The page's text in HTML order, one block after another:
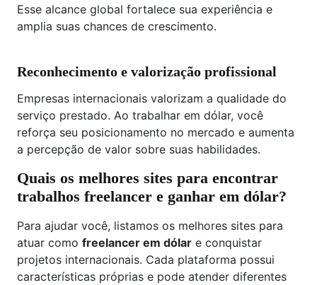
Esse alcance global fortalece sua experiência e
amplia suas chances de crescimento.
Reconhecimento e valorização profissional
Empresas internacionais valorizam a qualidade do
serviço prestado. Ao trabalhar em dólar, você
reforça seu posicionamento no mercado e aumenta
a percepção de valor sobre suas habilidades.
Quais os melhores sites para encontrar
trabalhos freelancer e ganhar em dólar?
Para ajudar você, listamos os melhores sites para
atuar como freelancer em dólar e conquistar
projetos internacionais. Cada plataforma possui
características próprias e pode atender diferentes